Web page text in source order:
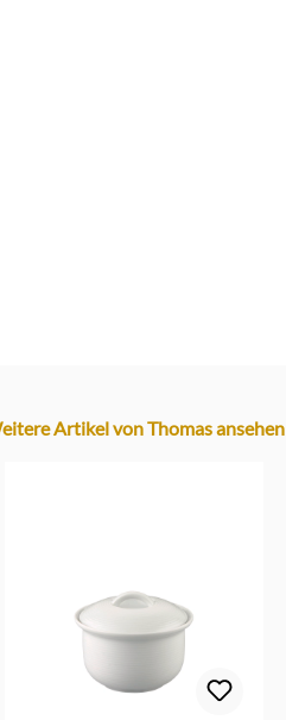
Artikel von Thomas ansehen